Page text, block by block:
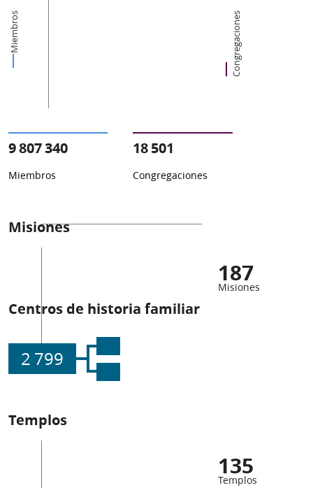
Miembros Congregaciones
9 807 340
Miembros
18 501
Congregaciones
Misiones
187
Misiones
Centros de historia familiar
2 799
Templos
135
Templos